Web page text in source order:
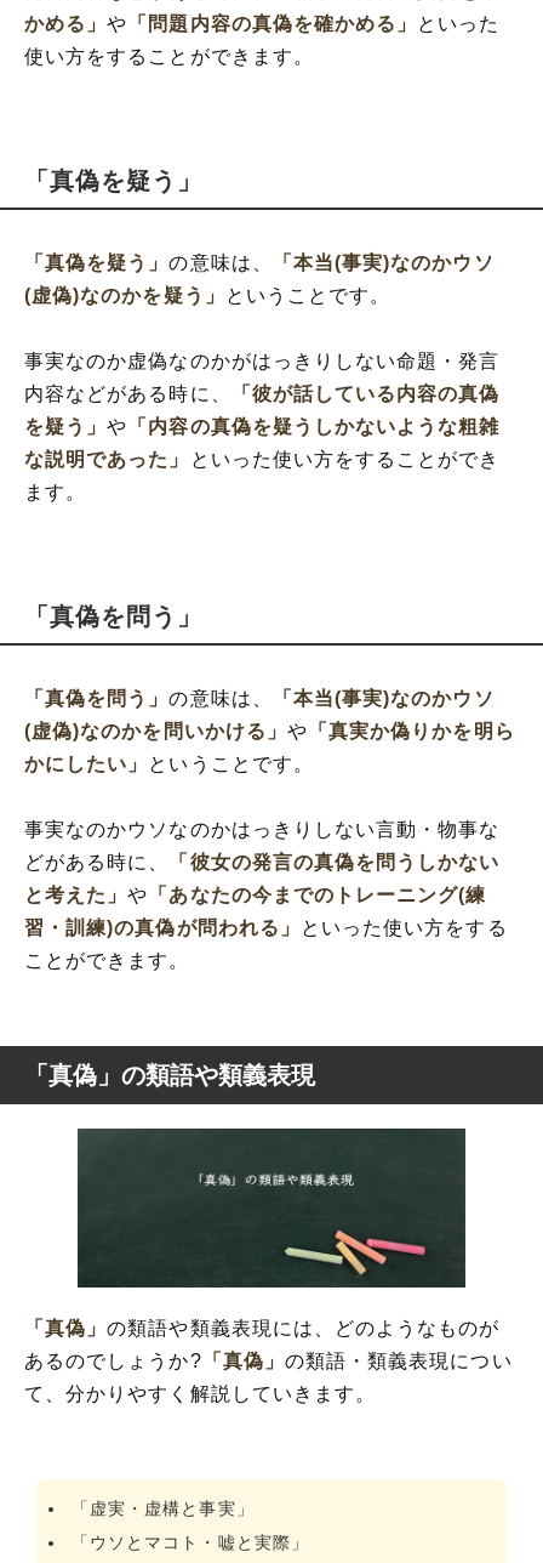
かめる」や 「問題内容の真偽を確かめる」
といった
使い方をすることができます。
「真偽を疑う」
「真偽を疑う」の意味は、
「本当(事実)なのかウソ
(虚偽)なのかを疑う」
ということです。
事実なのか虚偽なのかがはっきりしない命題・発言
内容などがある時に、
「彼が話している内容の真偽
を疑う」や 「内容の真偽を疑うしかないような粗雑
な説明であった」
といった使い方をすることができ
ます。
「真偽を問う」
「真偽を問う」の意味は、
「本当(事実)なのかウソ
(虚偽)なのかを問いかける」 や 「真実か偽りかを明ら
かにしたい」 ということです。
事実なのかウソなのかはっきりしない言動・物事な
どがある時に、
「彼女の発言の真偽を問うしかない
と考えた」や 「あなたの今までのトレーニング(練
習・訓練)の真偽が問われる」
といった使い方をする
ことができます。
「真偽」の類語や類義表現
「真偽」の類語や類義表現には、どのようなものが
あるのでしょうか? 「真偽」 の類語・類義表現につい
て、分かりやすく解説していきます。
「虚実・虚構と事実」
「ウソとマコト・嘘と実際」